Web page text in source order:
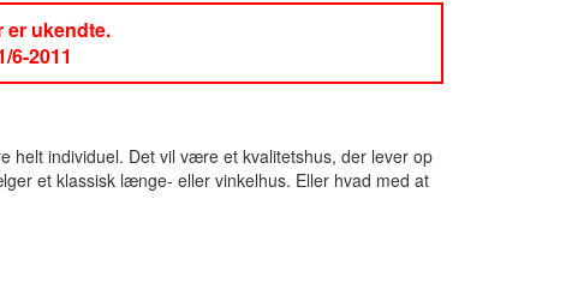
er ukendte.
6-2011
helt individuel. Det vil være et kvalitetshus, der lever op
et klassisk længe- eller vinkelhus. Eller hvad med at